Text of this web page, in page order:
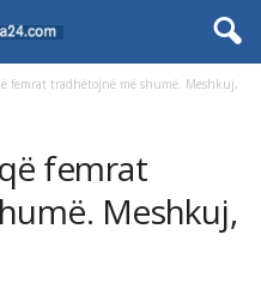
femrat tradhëtojnë më shumë. Meshkuj,
femrat
Meshkuj,